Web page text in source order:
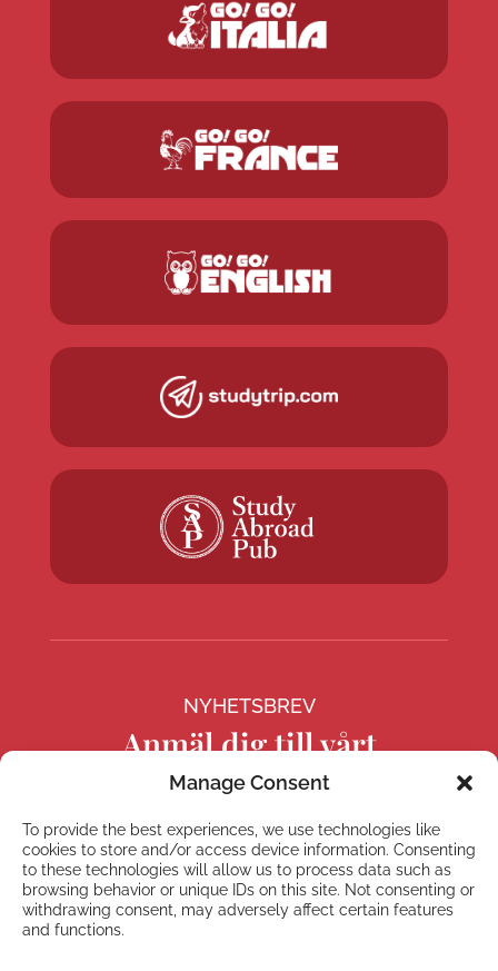
Manage Consent
To provide the best experiences, we use technologies like
cookies to store and/or access device information. Consenting
to these technologies will allow us to process data such as
browsing behavior or unique IDs on this site. Not consenting or
withdrawing consent, may adversely affect certain features
and functions.
NYHETSBREV
Anmäl dig till vårt
nyhetsbrev
Prenumerera